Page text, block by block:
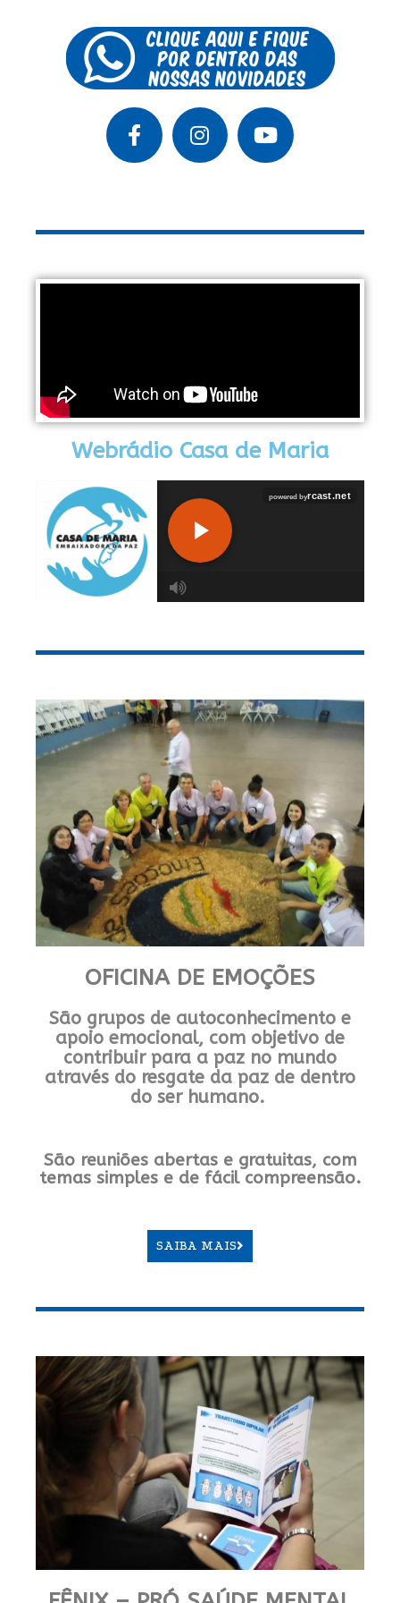
Webrádio Casa de Maria
A
T
.
N
E
T
OFICINA DE EMOÇÕES
São grupos de autoconhecimento e
apoio emocional, com objetivo de
contribuir para a paz no mundo
através do resgate da paz de dentro
do ser humano.
São reuniões abertas e gratuitas, com
temas simples e de fácil compreensão.
SAIBA MAIS